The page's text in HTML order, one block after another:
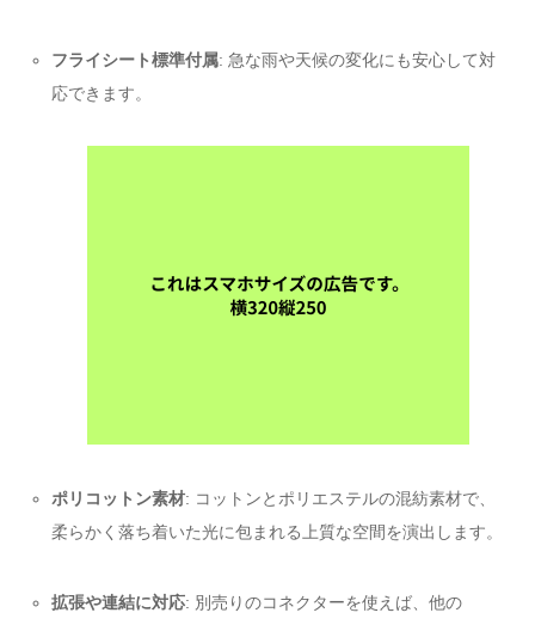
フライシート標準付属: 急な雨や天候の変化にも安心して対
応できます。
ポリコットン素材: コットンとポリエステルの混紡素材で、
柔らかく落ち着いた光に包まれる上質な空間を演出します。
拡張や連結に対応: 別売りのコネクターを使えば、他の